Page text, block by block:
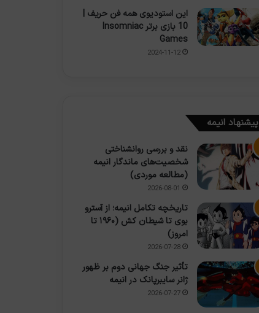
این استودیوی همه فن حریف |
10 بازی برتر Insomniac
Games
2024-11-12
پیشنهاد انیمه
نقد و بررسی روانشناختی
شخصیت‌های ماندگار انیمه
(مطالعه موردی)
2026-08-01
تاریخچه تکامل انیمه؛ از آسترو
بوی تا شیطان کش (۱۹۶۰ تا
امروز)
2026-07-28
تأثیر جنگ جهانی دوم بر ظهور
ژانر سایبرپانک در انیمه
2026-07-27